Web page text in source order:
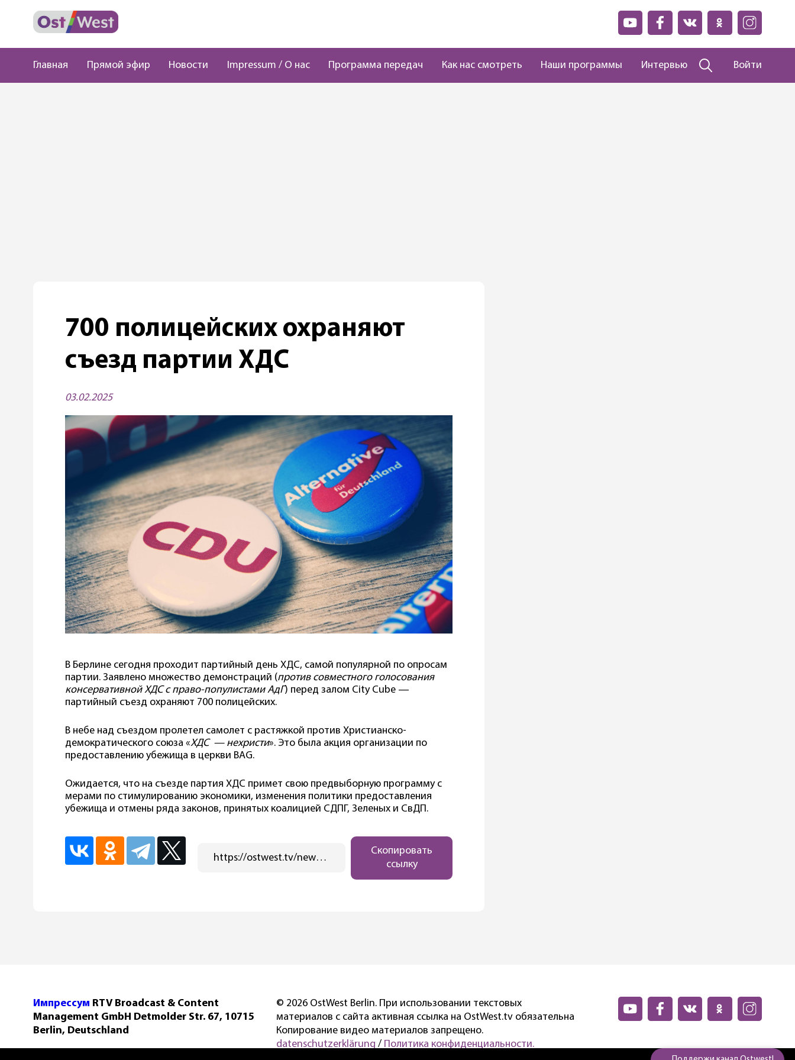
Главная Прямой эфир Новости Impressum / О нас Программа передач Как нас смотреть Наши программы Интервью Войти
700 полицейских охраняют
съезд партии ХДС
03.02.2025
В Берлине сегодня проходит партийный день ХДС, самой популярной по опросам
партии. Заявлено множество демонстраций (против совместного голосования
консервативной ХДС с право-популистами АдГ) перед залом City Cube —
партийный съезд охраняют 700 полицейских.
В небе над съездом пролетел самолет с растяжкой против Христианско-
демократического союза «ХДС — нехристи». Это была акция организации по
предоставлению убежища в церкви BAG.
Ожидается, что на съезде партия ХДС примет свою предвыборную программу с
мерами по стимулированию экономики, изменения политики предоставления
убежища и отмены ряда законов, принятых коалицией СДПГ, Зеленых и СвДП.
https://ostwest.tv/news/700-policejskih-ohranyajut-sezd-partii-hds/
Скопировать
ссылку
Импрессум RTV Broadcast & Content
Management GmbH Detmolder Str. 67, 10715
Berlin, Deutschland
© 2026 OstWest Berlin. При использовании текстовых
материалов с сайта активная ссылка на OstWest.tv обязательна
Копирование видео материалов запрещено.
datenschutzerklärung / Политика конфиденциальности.